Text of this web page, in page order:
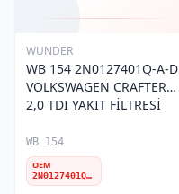
WUNDER
WB 154 2N0127401Q-A-D
VOLKSWAGEN CRAFTER
2,0 TDI YAKIT FİLTRESİ
WB 154
OEM
2N0127401Q-A-D